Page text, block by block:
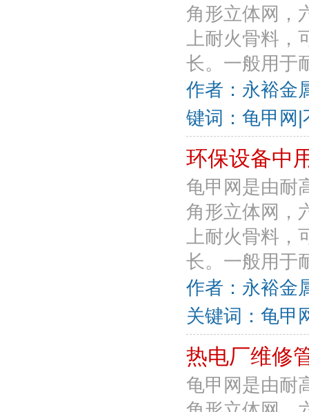
角形立体网，
上耐火骨料，
长。一般用于
作者：永裕
键词：龟甲网
环保设备中
龟甲网是由耐
角形立体网，
上耐火骨料，
长。一般用于
作者：永裕
关键词：龟甲
热电厂维修
龟甲网是由耐